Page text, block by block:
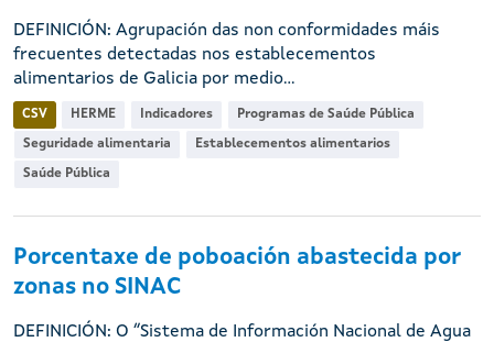
DEFINICIÓN: Agrupación das non conformidades máis
frecuentes detectadas nos establecementos
alimentarios de Galicia por medio...
CSV HERME Indicadores Programas de Saúde Pública
Seguridade alimentaria Establecementos alimentarios
Saúde Pública
Porcentaxe de poboación abastecida por
zonas no SINAC
DEFINICIÓN: O “Sistema de Información Nacional de Agua